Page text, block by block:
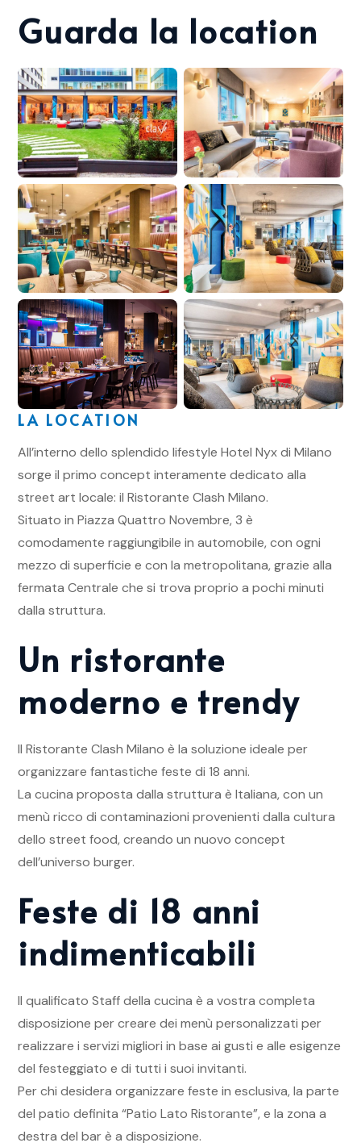
Guarda la location
LA LOCATION
All’interno dello splendido lifestyle Hotel Nyx di Milano
sorge il primo concept interamente dedicato alla
street art locale: il Ristorante Clash Milano.
Situato in Piazza Quattro Novembre, 3 è
comodamente raggiungibile in automobile, con ogni
mezzo di superficie e con la metropolitana, grazie alla
fermata Centrale che si trova proprio a pochi minuti
dalla struttura.
Un ristorante
moderno e trendy
Il Ristorante Clash Milano è la soluzione ideale per
organizzare fantastiche feste di 18 anni.
La cucina proposta dalla struttura è Italiana, con un
menù ricco di contaminazioni provenienti dalla cultura
dello street food, creando un nuovo concept
dell’universo burger.
Feste di 18 anni
indimenticabili
Il qualificato Staff della cucina è a vostra completa
disposizione per creare dei menù personalizzati per
realizzare i servizi migliori in base ai gusti e alle esigenze
del festeggiato e di tutti i suoi invitanti.
Per chi desidera organizzare feste in esclusiva, la parte
del patio definita “Patio Lato Ristorante”, e la zona a
destra del bar è a disposizione.